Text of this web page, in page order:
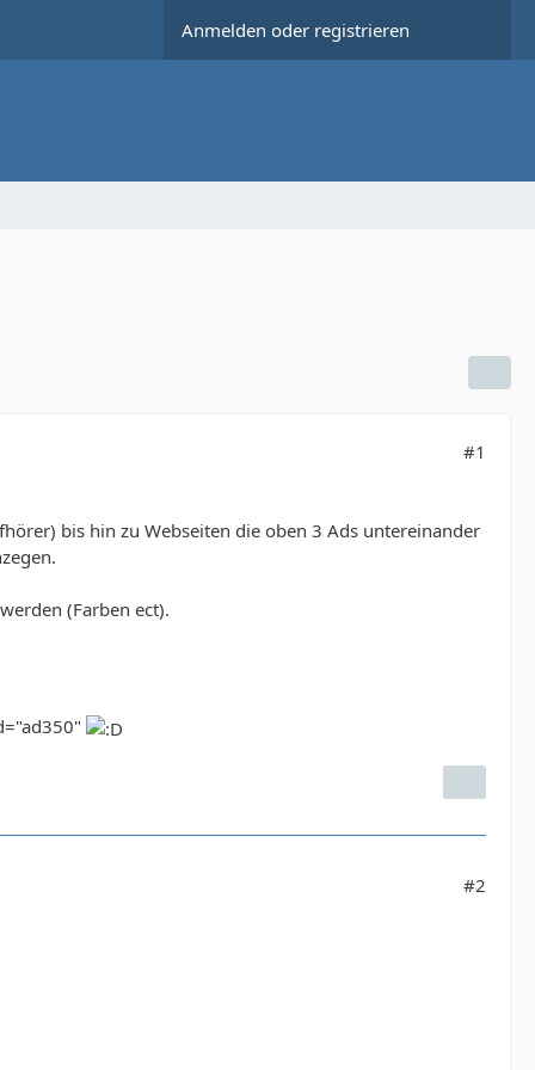
Anmelden oder registrieren
#1
bis hin zu Webseiten die oben 3 Ads untereinander
(Farben ect).
#2